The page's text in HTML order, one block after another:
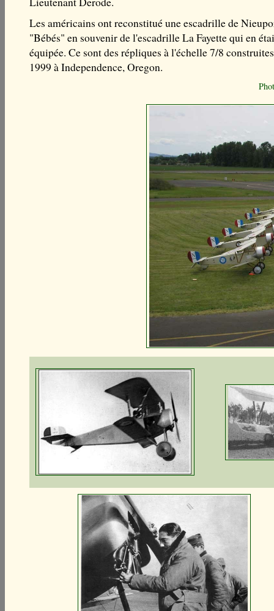
Les américains ont reconstitué une escadrille de
"Bébés" en souvenir de l'escadrille La Fayette qui en
équipée. Ce sont des répliques à l'échelle 7/8
1999 à Independence, Oregon.